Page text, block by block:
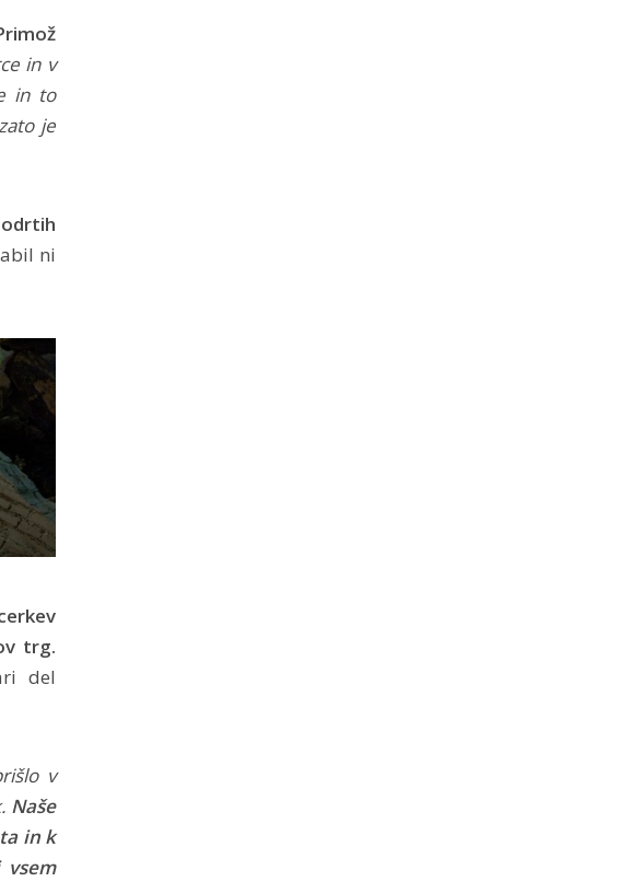
in v
in to
je
ni
trg.
del
v
Naše
in k